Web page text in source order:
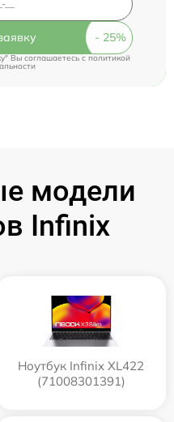
Вы соглашаетесь cполитикой
модели
Infinix
Ноутбук Infinix XL422
(71008301391)